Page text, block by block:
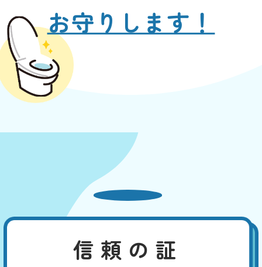
お守りします！
信頼の証